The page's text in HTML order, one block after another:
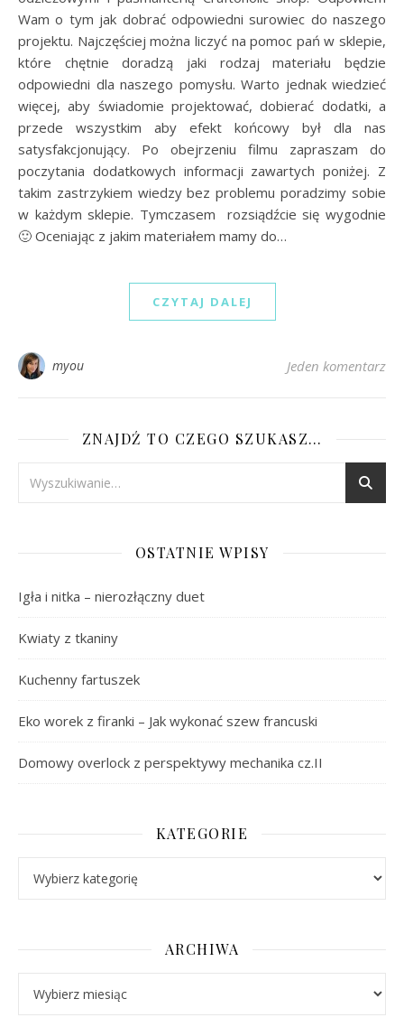
Wam o tym jak dobrać odpowiedni surowiec do naszego
projektu. Najczęściej można liczyć na pomoc pań w sklepie,
które chętnie doradzą jaki rodzaj materiału będzie
odpowiedni dla naszego pomysłu. Warto jednak wiedzieć
więcej, aby świadomie projektować, dobierać dodatki, a
przede wszystkim aby efekt końcowy był dla nas
satysfakcjonujący. Po obejrzeniu filmu zapraszam do
poczytania dodatkowych informacji zawartych poniżej. Z
takim zastrzykiem wiedzy bez problemu poradzimy sobie
w każdym sklepie. Tymczasem rozsiądźcie się wygodnie
🙂 Oceniając z jakim materiałem mamy do…
CZYTAJ DALEJ
myou Jeden komentarz
ZNAJDŹ TO CZEGO SZUKASZ…
OSTATNIE WPISY
Igła i nitka – nierozłączny duet
Kwiaty z tkaniny
Kuchenny fartuszek
Eko worek z firanki – Jak wykonać szew francuski
Domowy overlock z perspektywy mechanika cz.II
KATEGORIE
ARCHIWA